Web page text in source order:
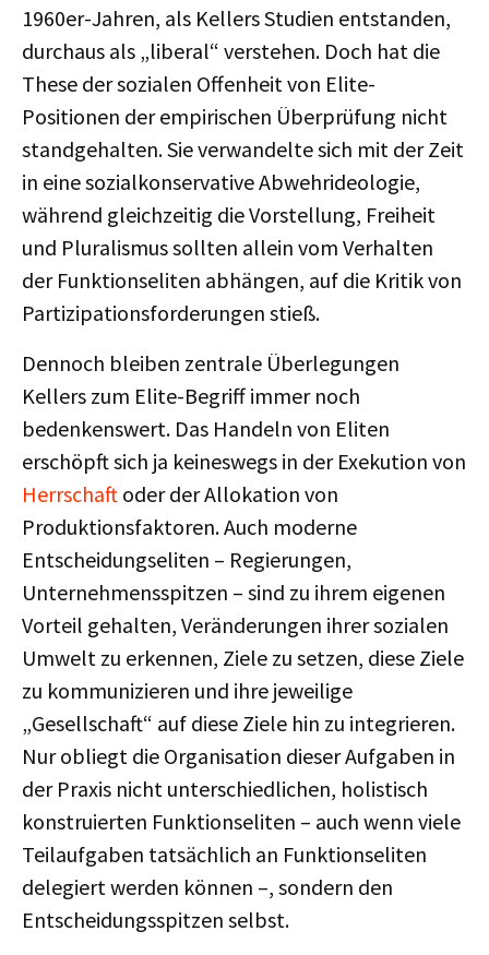
1960er-Jahren, als Kellers Studien entstanden,
durchaus als „liberal“ verstehen. Doch hat die
These der sozialen Offenheit von Elite-
Positionen der empirischen Überprüfung nicht
standgehalten. Sie verwandelte sich mit der Zeit
in eine sozialkonservative Abwehrideologie,
während gleichzeitig die Vorstellung, Freiheit
und Pluralismus sollten allein vom Verhalten
der Funktionseliten abhängen, auf die Kritik von
Partizipationsforderungen stieß.
Dennoch bleiben zentrale Überlegungen
Kellers zum Elite-Begriff immer noch
bedenkenswert. Das Handeln von Eliten
erschöpft sich ja keineswegs in der Exekution von
Herrschaft oder der Allokation von
Produktionsfaktoren. Auch moderne
Entscheidungseliten – Regierungen,
Unternehmensspitzen – sind zu ihrem eigenen
Vorteil gehalten, Veränderungen ihrer sozialen
Umwelt zu erkennen, Ziele zu setzen, diese Ziele
zu kommunizieren und ihre jeweilige
„Gesellschaft“ auf diese Ziele hin zu integrieren.
Nur obliegt die Organisation dieser Aufgaben in
der Praxis nicht unterschiedlichen, holistisch
konstruierten Funktionseliten – auch wenn viele
Teilaufgaben tatsächlich an Funktionseliten
delegiert werden können –, sondern den
Entscheidungsspitzen selbst.